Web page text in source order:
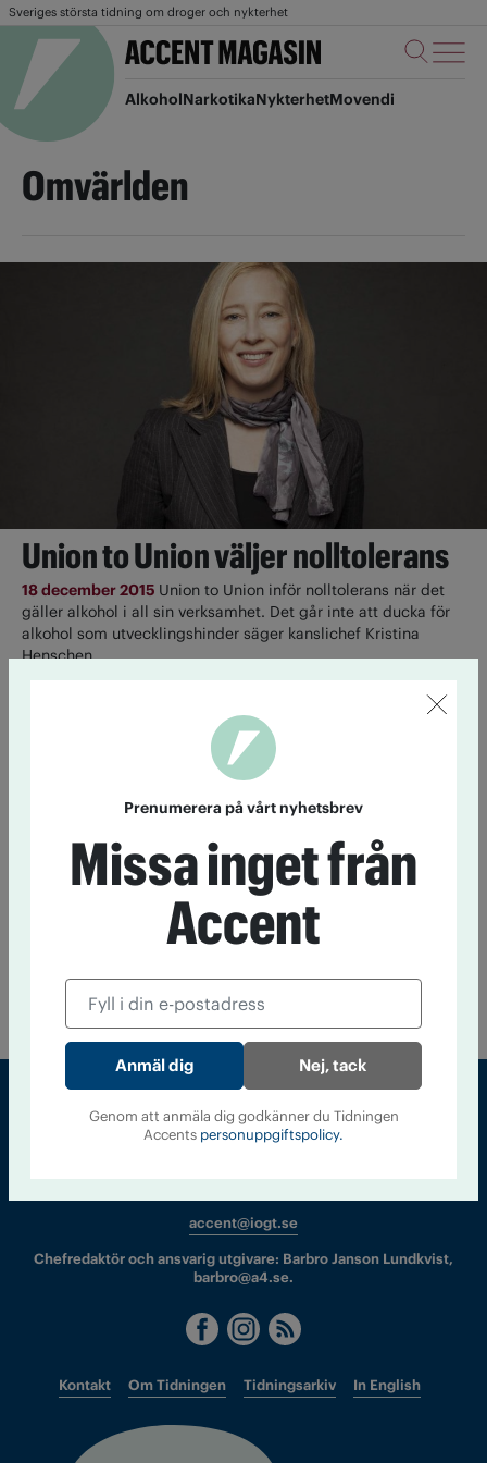
Sveriges största tidning om droger och nykterhet
AlkoholNarkotikaNykterhetMovendi
Omvärlden
Union to Union väljer nolltolerans
18 december 2015 Union to Union inför nolltolerans när det
gäller alkohol i all sin verksamhet. Det går inte att ducka för
alkohol som utvecklingshinder säger kanslichef Kristina
Henschen.
Sidas tidning kritiseras för
Med senaste numret av Sidas tidning
OmVärlden följde en reklambilaga från ett alkoholföretag.
det är förenligt med Sidas policy.
Sidas tidning Omvärlden: Inga problem med
chefredaktör för det statliga biståndsorganet Sidas tidning
Omvärlden, som har haft reklam …
Sveriges största tidning om droger och nykterhet
accent@iogt.se
Chefredaktör och ansvarig utgivare: Barbro Janson Lundkvist,
barbro@a4.se.
Kontakt Om Tidningen Tidningsarkiv In English
Prenumerera på vårt nyhetsbrev
Missa inget från
Accent
Nej, tack
Genom att anmäla dig godkänner du Tidningen
Accents personuppgiftspolicy.